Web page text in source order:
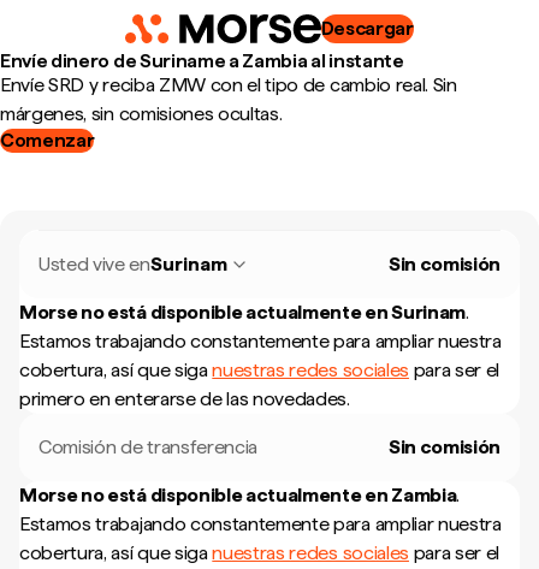
Descargar
Envíe dinero de Suriname a Zambia al instante
Envíe SRD y reciba ZMW con el tipo de cambio real. Sin
márgenes, sin comisiones ocultas.
Comenzar
Usted vive enSurinam Sin comisión
Morse no está disponible actualmente enSurinam.
Estamos trabajando constantemente para ampliar nuestra
cobertura, así que siganuestras redes sociales para ser el
primero en enterarse de las novedades.
Comisión de transferencia Sin comisión
Morse no está disponible actualmente en Zambia.
Estamos trabajando constantemente para ampliar nuestra
cobertura, así que siganuestras redes sociales para ser el